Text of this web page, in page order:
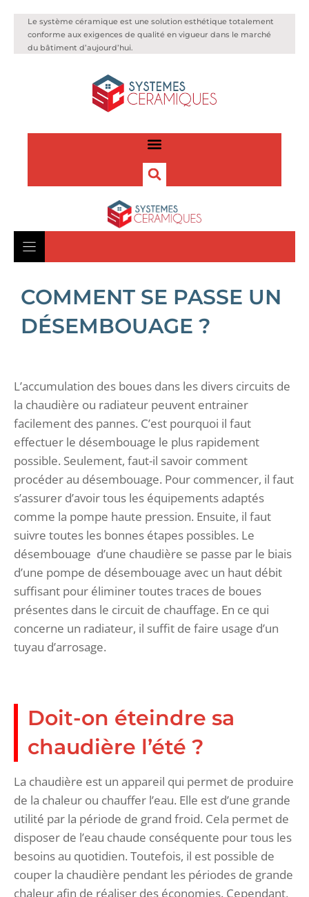
Le système céramique est une solution esthétique totalement
conforme aux exigences de qualité en vigueur dans le marché
du bâtiment d’aujourd’hui.
COMMENT SE PASSE UN
DÉSEMBOUAGE ?
L’accumulation des boues dans les divers circuits de
la chaudière ou radiateur peuvent entrainer
facilement des pannes. C’est pourquoi il faut
effectuer le désembouage le plus rapidement
possible. Seulement, faut-il savoir comment
procéder au désembouage. Pour commencer, il faut
s’assurer d’avoir tous les équipements adaptés
comme la pompe haute pression. Ensuite, il faut
suivre toutes les bonnes étapes possibles. Le
désembouage d’une chaudière se passe par le biais
d’une pompe de désembouage avec un haut débit
suffisant pour éliminer toutes traces de boues
présentes dans le circuit de chauffage. En ce qui
concerne un radiateur, il suffit de faire usage d’un
tuyau d’arrosage.
Doit-on éteindre sa
chaudière l’été ?
La chaudière est un appareil qui permet de produire
de la chaleur ou chauffer l’eau. Elle est d’une grande
utilité par la période de grand froid. Cela permet de
disposer de l’eau chaude conséquente pour tous les
besoins au quotidien. Toutefois, il est possible de
couper la chaudière pendant les périodes de grande
chaleur afin de réaliser des économies. Cependant,